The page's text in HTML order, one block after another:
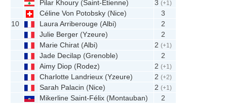
Pilar Khoury (Saint-Étienne) 3(+1)
Céline Von Potobsky (Nice)
3
10
Laura Arriberouge (Albi)
2
Julie Berger (Yzeure)
2
Marie Chirat (Albi) 2(+1)
Jade Decilap (Grenoble)
2
Aimy Diop (Rodez) 2(+1)
Charlotte Landrieux (Yzeure) 2(+2)
Sarah Palacin (Nice) 2(+1)
Mikerline Saint-Félix (Montauban) 2